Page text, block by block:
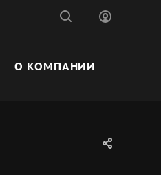
О КОМПАНИИ